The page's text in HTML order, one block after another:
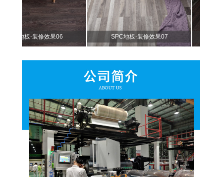
地板-装修效果06 SPC地板-装修效果07